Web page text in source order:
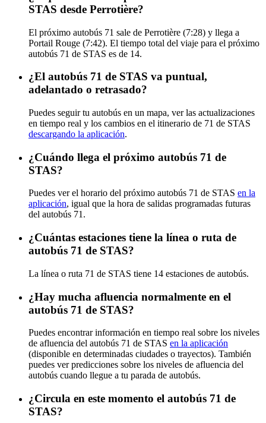
STAS desde Perrotière?
El próximo autobús 71 sale de Perrotière (7:28) y llega a
Portail Rouge (7:42). El tiempo total del viaje para el próximo
autobús 71 de STAS es de 14.
¿El autobús 71 de STAS va puntual,
adelantado o retrasado?
Puedes seguir tu autobús en un mapa, ver las actualizaciones
en tiempo real y los cambios en el itinerario de 71 de STAS
descargando la aplicación.
¿Cuándo llega el próximo autobús 71 de
STAS?
Puedes ver el horario del próximo autobús 71 de STAS en la
aplicación, igual que la hora de salidas programadas futuras
del autobús 71.
¿Cuántas estaciones tiene la línea o ruta de
autobús 71 de STAS?
La línea o ruta 71 de STAS tiene 14 estaciones de autobús.
¿Hay mucha afluencia normalmente en el
autobús 71 de STAS?
Puedes encontrar información en tiempo real sobre los niveles
de afluencia del autobús 71 de STAS en la aplicación
(disponible en determinadas ciudades o trayectos). También
puedes ver predicciones sobre los niveles de afluencia del
autobús cuando llegue a tu parada de autobús.
¿Circula en este momento el autobús 71 de
STAS?